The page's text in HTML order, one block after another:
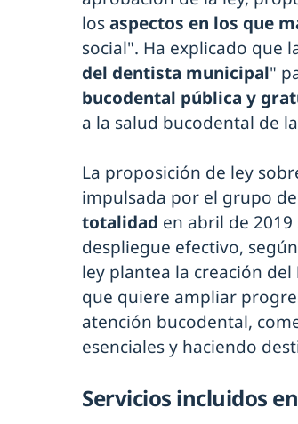
losaspectos en los que
social". Ha explicado que
del dentista municipal"
bucodental pública y
a la salud bucodental de
La proposición de ley
impulsada por el grupo
totalidad en abril de
despliegue efectivo,
ley plantea la creación del
que quiere ampliar
atención bucodental,
esenciales y haciendo
Servicios incluidos